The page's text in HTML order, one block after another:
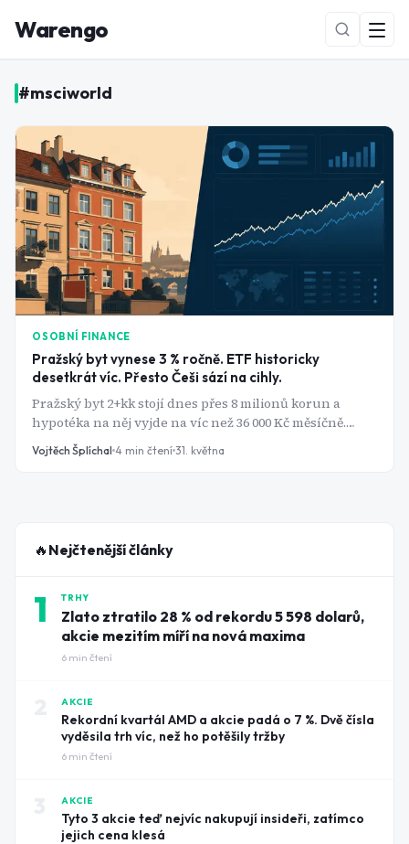
Warengo
NOVÉ
#msciworld
OSOBNÍ FINANCE
Pražský byt vynese 3 % ročně. ETF historicky
desetkrát víc. Přesto Češi sází na cihly.
Pražský byt 2+kk stojí dnes přes 8 milionů korun a
hypotéka na něj vyjde na víc než 36 000 Kč měsíčně.
Jenže průměrný čistý výnos z pronájmu v Praze se
pohybuje kolem 3 %. ETF kopírující S&P 500 přitom
Vojtěch Šplíchal 4 min čtení 31. května
🔥 Nejčtenější články
1 TRHY
Zlato ztratilo 28 % od rekordu 5 598 dolarů,
akcie mezitím míří na nová maxima
6 min čtení
AKCIE
Rekordní kvartál AMD a akcie padá o 7 %. Dvě čísla
vyděsila trh víc, než ho potěšily tržby
6 min čtení
AKCIE
Tyto 3 akcie teď nejvíc nakupují insideři, zatímco
jejich cena klesá